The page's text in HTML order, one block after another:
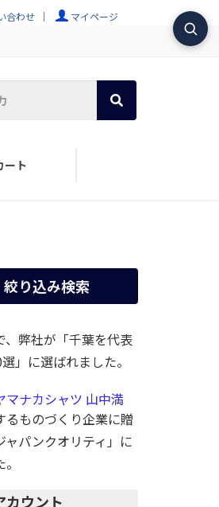
合わせ マイページ
ート
絞り込み検索
、弊社が「千葉を代表
」に選ばれました。
るものづくり企業に贈
ャパンクオリティ」に
カウント